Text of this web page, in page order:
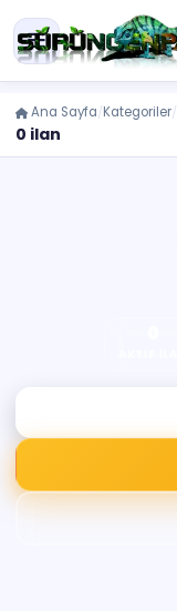
Ana Sayfa Kategoriler
0 ilan